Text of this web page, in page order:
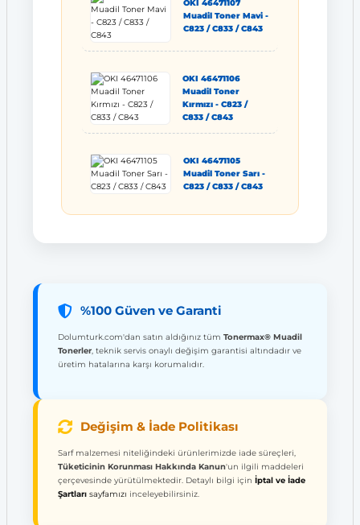
OKI 46471107
Muadil Toner Mavi -
C823 / C833 / C843
OKI 46471106
Muadil Toner
Kırmızı - C823 /
C833 / C843
OKI 46471105
Muadil Toner Sarı -
C823 / C833 / C843
%100 Güven ve Garanti
Dolumturk.com'dan satın aldığınız tüm Tonermax® Muadil
Tonerler, teknik servis onaylı değişim garantisi altındadır ve
üretim hatalarına karşı korumalıdır.
Değişim & İade Politikası
Sarf malzemesi niteliğindeki ürünlerimizde iade süreçleri,
Tüketicinin Korunması Hakkında Kanun'un ilgili maddeleri
çerçevesinde yürütülmektedir. Detaylı bilgi için İptal ve İade
Şartları sayfamızı inceleyebilirsiniz.